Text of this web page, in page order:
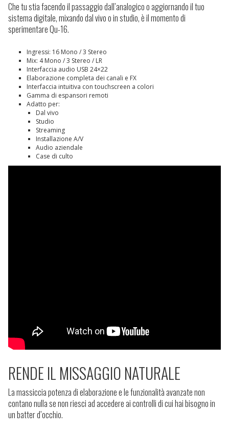
Che tu stia facendo il passaggio dall’analogico o aggiornando il tuo
sistema digitale, mixando dal vivo o in studio, è il momento di
sperimentare Qu-16.
Ingressi: 16 Mono / 3 Stereo
Mix: 4 Mono / 3 Stereo / LR
Interfaccia audio USB 24×22
Elaborazione completa dei canali e FX
Interfaccia intuitiva con touchscreen a colori
Gamma di espansori remoti
Adatto per:
Dal vivo
Studio
Streaming
Installazione A/V
Audio aziendale
Case di culto
RENDE IL MISSAGGIO NATURALE
La massiccia potenza di elaborazione e le funzionalità avanzate non
contano nulla se non riesci ad accedere ai controlli di cui hai bisogno in
un batter d’occhio.